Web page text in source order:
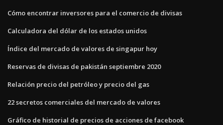
Cómo encontrar inversores para el comercio de divisas
Calculadora del dólar de los estados unidos
Índice del mercado de valores de singapur hoy
Reservas de divisas de pakistán septiembre 2020
Relación precio del petróleo y precio del gas
22 secretos comerciales del mercado de valores
Gráfico de historial de precios de acciones de facebook